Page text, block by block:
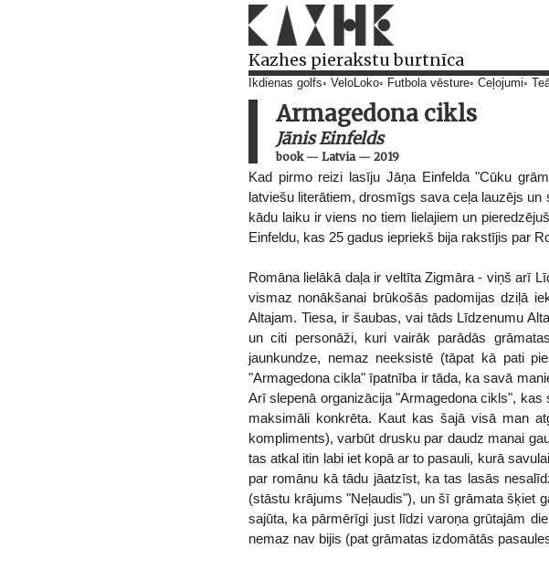
Kazhes pierakstu burtnīca
Ikdienas golfs VeloLoko Futbola vēsture Ceļojumi
Armagedona cikls
Jānis Einfelds
book— Latvia— 2019
Kad pirmo reizi lasīju Jāņa Einfelda "Cūku
latviešu literātiem, drosmīgs sava ceļa lauzējs
kādu laiku ir viens no tiem lielajiem un
Einfeldu, kas 25 gadus iepriekš bija rakstījis par
Romāna lielākā daļa ir veltīta Zigmāra - viņš arī
vismaz nonākšanai brūkošās padomijas dziļā
Altajam. Tiesa, ir šaubas, vai tāds Līdzenumu
un citi personāži, kuri vairāk parādās
jaunkundze, nemaz neeksistē (tāpat kā pati
"Armagedona cikla" īpatnība ir tāda, ka savā
Arī slepenā organizācija "Armagedona cikls",
maksimāli konkrēta. Kaut kas šajā visā man
kompliments), varbūt drusku par daudz manai
tas atkal itin labi iet kopā ar to pasauli, kurā
par romānu kā tādu jāatzīst, ka tas lasās
(stāstu krājums "Neļaudis"), un šī grāmata šķiet
sajūta, ka pārmērīgi just līdzi varoņa grūtajām
nemaz nav bijis (pat grāmatas izdomātās